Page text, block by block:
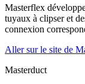
Masterflex
tuyaux à clipser et
connexion
Aller sur le site de
Masterduct